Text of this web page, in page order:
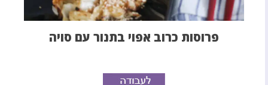
פרוסות כרוב אפוי בתנור עם סויה